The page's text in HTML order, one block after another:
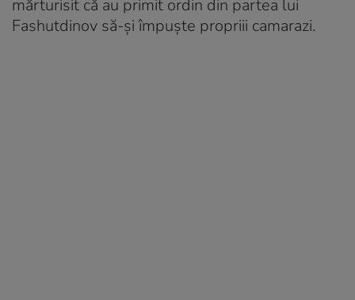
mărturisit că au primit ordin din partea lui
Fashutdinov să-și împuște propriii camarazi.